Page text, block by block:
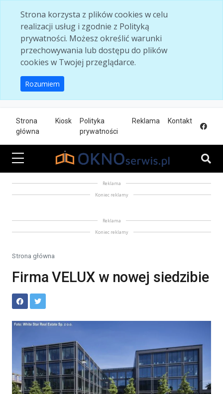
Strona korzysta z plików cookies w celu
realizacji usług i zgodnie z Polityką
prywatności. Możesz określić warunki
przechowywania lub dostępu do plików
cookies w Twojej przeglądarce.
Rozumiem
Strona
główna
Kiosk
Polityka
prywatności
Reklama Kontakt
Reklama
Koniec reklamy
Reklama
Koniec reklamy
Strona główna
Firma VELUX w nowej siedzibie